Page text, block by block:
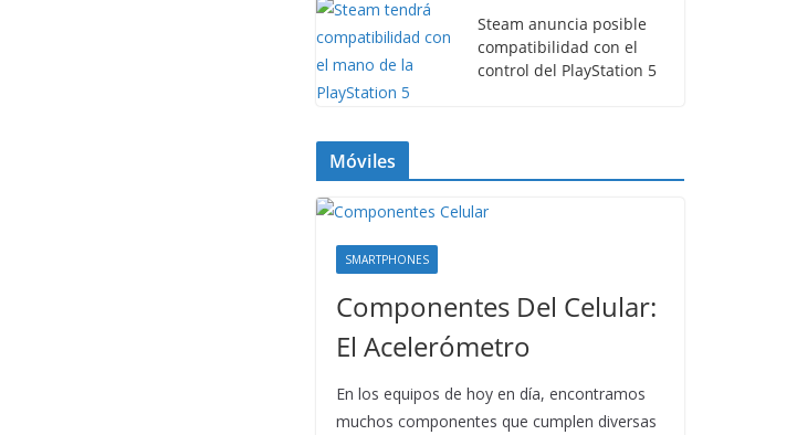
Steam anuncia posible
compatibilidad con el
control del PlayStation 5
Móviles
SMARTPHONES
Componentes Del Celular:
El Acelerómetro
En los equipos de hoy en día, encontramos
muchos componentes que cumplen diversas